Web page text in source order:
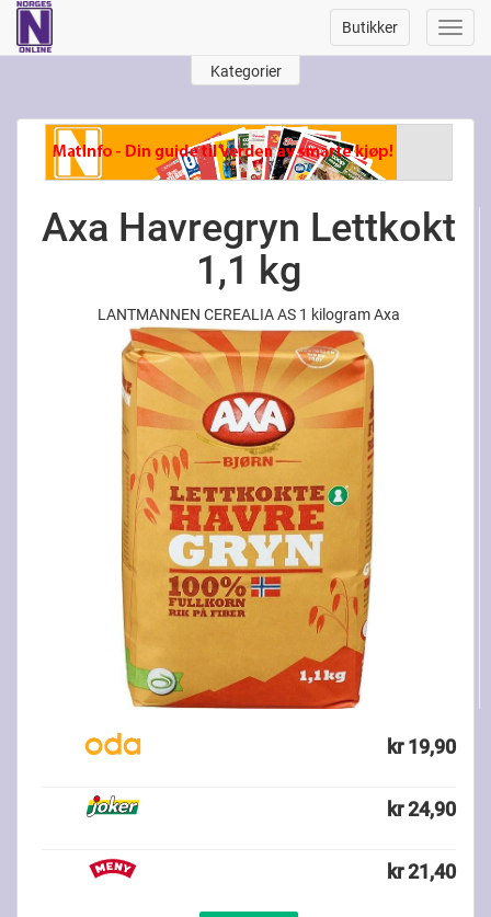
Butikker
Kategorier
Axa Havregryn Lettkokt
1,1 kg
LANTMANNEN CEREALIA AS 1 kilogram Axa
kr 19,90
kr 24,90
kr 21,40